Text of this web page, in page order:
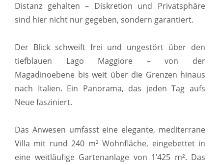
Distanz gehalten – Diskretion und Privatsphäre
sind hier nicht nur gegeben, sondern garantiert.
Der Blick schweift frei und ungestört über den
tiefblauen Lago Maggiore – von der
Magadinoebene bis weit über die Grenzen hinaus
nach Italien. Ein Panorama, das jeden Tag aufs
Neue fasziniert.
Das Anwesen umfasst eine elegante, mediterrane
Villa mit rund 240 m² Wohnfläche, eingebettet in
eine weitläufige Gartenanlage von 1’425 m². Das